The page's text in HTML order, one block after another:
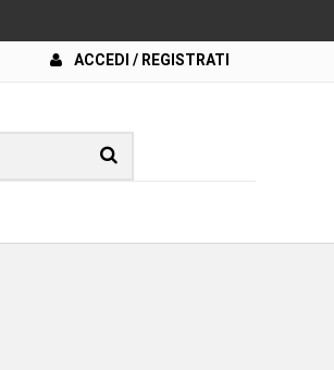
ACCEDI / REGISTRATI